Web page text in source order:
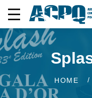
HOME